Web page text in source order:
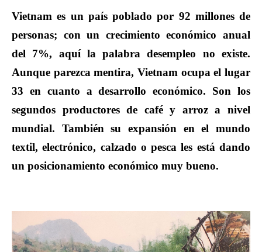
Vietnam es un país poblado por 92 millones de
personas; con un crecimiento económico anual
del 7%, aquí la palabra desempleo no existe.
Aunque parezca mentira, Vietnam ocupa el lugar
33 en cuanto a desarrollo económico. Son los
segundos productores de café y arroz a nivel
mundial. También su expansión en el mundo
textil, electrónico, calzado o pesca les está dando
un posicionamiento económico muy bueno.